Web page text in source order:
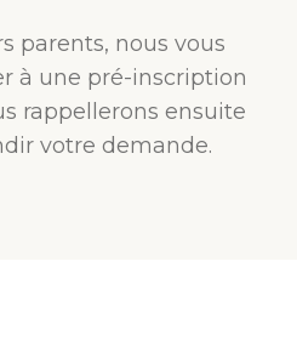
parents, nous vous
à une pré-inscription
rappellerons ensuite
votre demande.